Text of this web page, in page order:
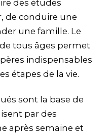
des études
de conduire une
une famille. Le
tous âges permet
indispensables
étapes de la vie.
sont la base de
par des
après semaine et